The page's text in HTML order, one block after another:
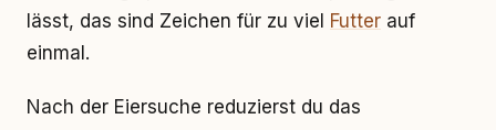
lässt, das sind Zeichen für zu viel Futter auf
einmal.
Nach der Eiersuche reduzierst du das